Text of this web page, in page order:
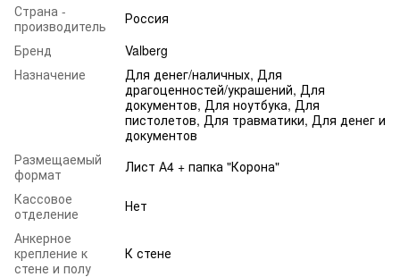
Страна -
производитель
Россия
Бренд
Valberg
Назначение
Для денег/наличных, Для
драгоценностей/украшений, Для
документов, Для ноутбука, Для
пистолетов, Для травматики, Для денег и
документов
Размещаемый
формат
Лист А4 + папка "Корона"
Кассовое
отделение
Нет
Анкерное
крепление к
стене и полу
К стене